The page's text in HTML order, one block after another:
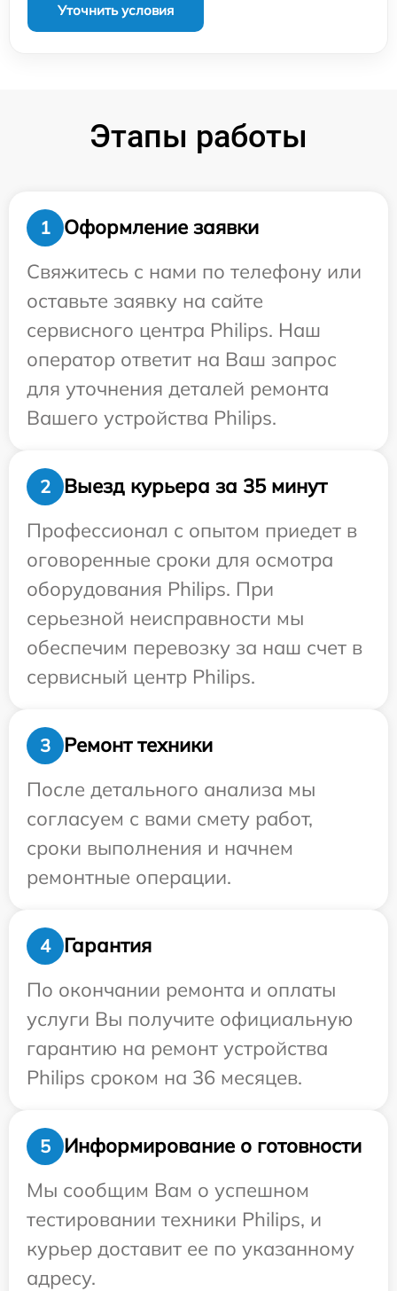
Уточнить условия
Этапы работы
1
Оформление заявки
Свяжитесь с нами по телефону или
оставьте заявку на сайте
сервисного центра Philips. Наш
оператор ответит на Ваш запрос
для уточнения деталей ремонта
Вашего устройства Philips.
2
Выезд курьера за 35 минут
Профессионал с опытом приедет в
оговоренные сроки для осмотра
оборудования Philips. При
серьезной неисправности мы
обеспечим перевозку за наш счет в
сервисный центр Philips.
3
Ремонт техники
После детального анализа мы
согласуем с вами смету работ,
сроки выполнения и начнем
ремонтные операции.
4
Гарантия
По окончании ремонта и оплаты
услуги Вы получите официальную
гарантию на ремонт устройства
Philips сроком на 36 месяцев.
5
Информирование о готовности
Мы сообщим Вам о успешном
тестировании техники Philips, и
курьер доставит ее по указанному
адресу.